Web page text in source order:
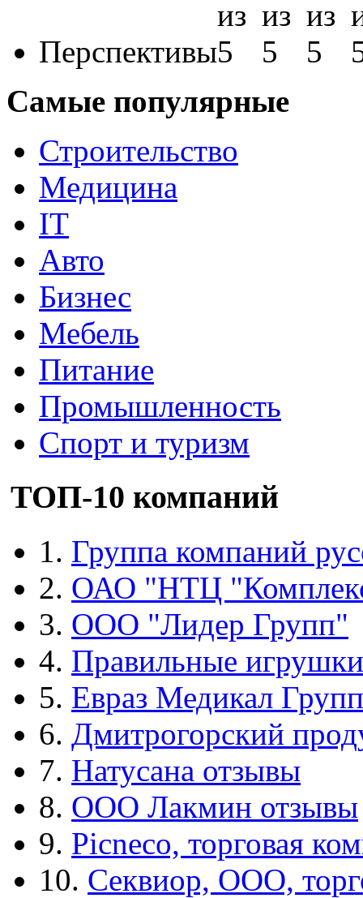
Перспективы
Самые популярные
Строительство
Медицина
IT
Авто
Бизнес
Мебель
Питание
Промышленность
Спорт и туризм
ТОП-10 компаний
1. Группа компаний
2. ОАО "НТЦ
3. ООО "Лидер Групп"
4. Правильные игрушки
5. Евраз Медикал Групп
6. Дмитрогорский
7. Натусана отзывы
8. ООО Лакмин отзывы
9. Picneco, торговая
10. Секвиор, ООО,